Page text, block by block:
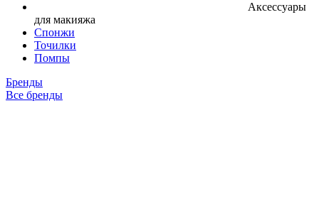
Аксессуары
для макияжа
Спонжи
Точилки
Помпы
Бренды
Все бренды